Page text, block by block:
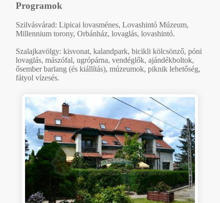
Programok
Szilvásvárad: Lipicai lovasménes, Lovashintó Múzeum,
Millennium torony, Orbánház, lovaglás, lovashintó.
Szalajkavölgy: kisvonat, kalandpark, bicikli kölcsönző, póni
lovaglás, mászófal, ugrópárna, vendéglők, ajándékboltok,
ősember barlang (és kiállítás), múzeumok, piknik lehetőség,
fátyol vízesés.